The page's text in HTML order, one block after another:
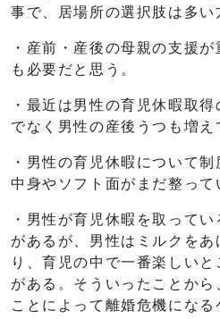
事で、居場所の選択肢は多い
・産前・産後の母親の支援
も必要だと思う。
・最近は男性の育児休暇取
でなく男性の産後うつも増え
・男性の育児休暇について
中身やソフト面がまだ整って
・男性が育児休暇を取って
があるが、男性はミルクを
り、育児の中で一番楽しい
がある。そういったことか
ことによって離婚危機にな